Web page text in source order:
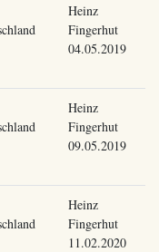
Heinz
Fingerhut
04.05.2019
Heinz
Fingerhut
09.05.2019
Heinz
Fingerhut
11.02.2020